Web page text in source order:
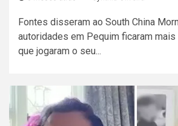
Fontes disseram ao South China
autoridades em Pequim ficaram
que jogaram o seu...